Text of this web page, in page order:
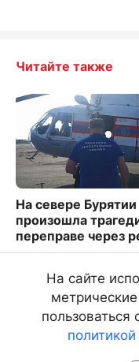
Читайте также
На севере Бурятии
произошла
переправе через
На сайте
пользоваться